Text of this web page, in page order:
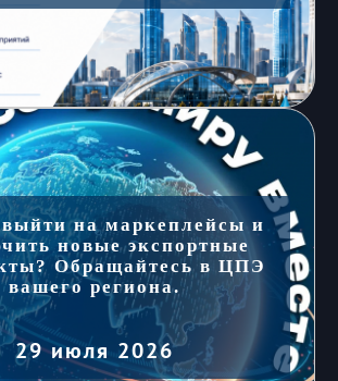
выйти на маркеплейсы и
новые экспортные
Обращайтесь в ЦПЭ
вашего региона.
29 июля 2026